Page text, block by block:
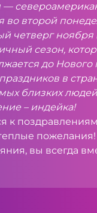
во второй
четверг
сезон,
до Нового
в
близких
– индейка!
к
пожелания!
вы всегда